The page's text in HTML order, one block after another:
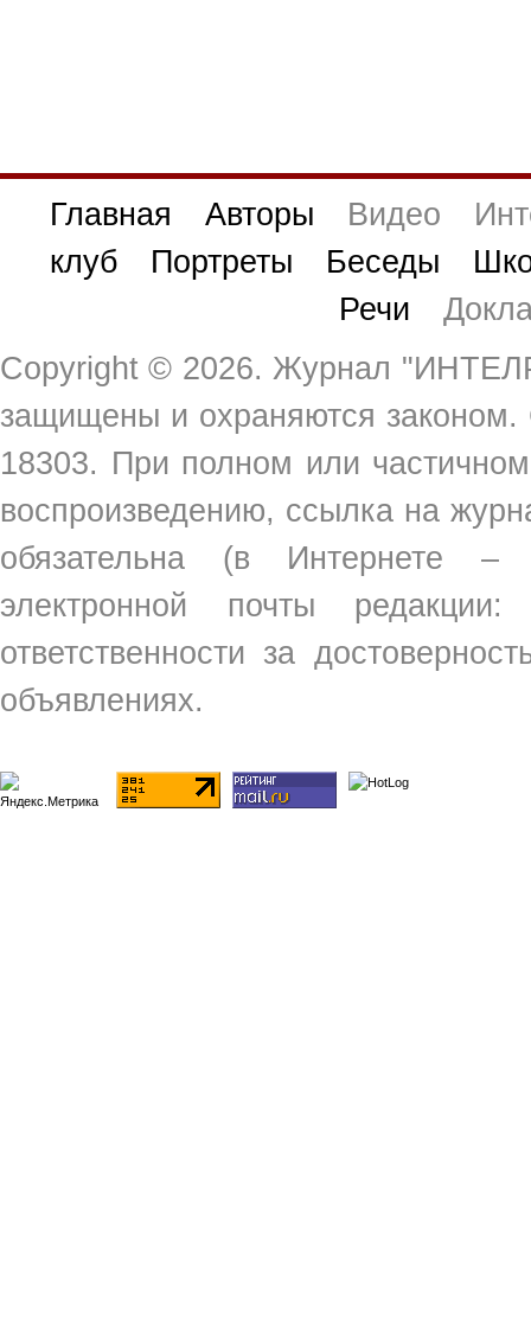
Главная Авторы Видео
клуб
Портреты Беседы
Речи
Copyright © 2026. Журнал
защищены и охраняются
18303. При полном или
воспроизведению, ссылка на
обязательна (в Интернете
электронной почты
ответственности за
объявлениях.